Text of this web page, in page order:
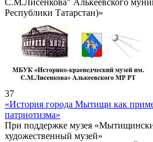
С.М.Лисенкова" Алькеевского
Республики Татарстан)»
37
«История города Мытищи как
патриотизма»
При поддержке музея
художественный музей»